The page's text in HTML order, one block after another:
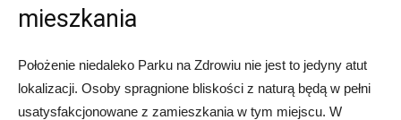
mieszkania
Położenie niedaleko Parku na Zdrowiu nie jest to jedyny atut
lokalizacji. Osoby spragnione bliskości z naturą będą w pełni
usatysfakcjonowane z zamieszkania w tym miejscu. W